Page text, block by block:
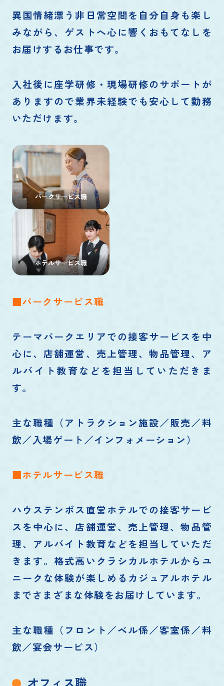
異国情緒漂う非日常空間を自分自身も楽し
みながら、ゲストへ心に響くおもてなしを
お届けするお仕事です。
入社後に座学研修・現場研修のサポートが
ありますので業界未経験でも安心して勤務
いただけます。
パークサービス職
ホテルサービス職
■パークサービス職
テーマパークエリアでの接客サービスを中
心に、店舗運営、売上管理、物品管理、ア
ルバイト教育などを担当していただきま
す。
主な職種（アトラクション施設／販売／料
飲／入場ゲート／インフォメーション）
■ホテルサービス職
ハウステンボス直営ホテルでの接客サービ
スを中心に、店舗運営、売上管理、物品管
理、アルバイト教育などを担当していただ
きます。格式高いクラシカルホテルからユ
ニークな体験が楽しめるカジュアルホテル
までさまざまな体験をお届けしています。
主な職種（フロント／ベル係／客室係／料
飲／宴会サービス）
オフィス職